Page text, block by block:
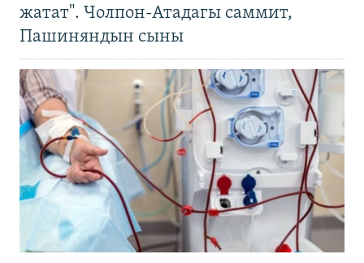
жатат". Чолпон-Атадагы саммит,
Пашиняндын сыны